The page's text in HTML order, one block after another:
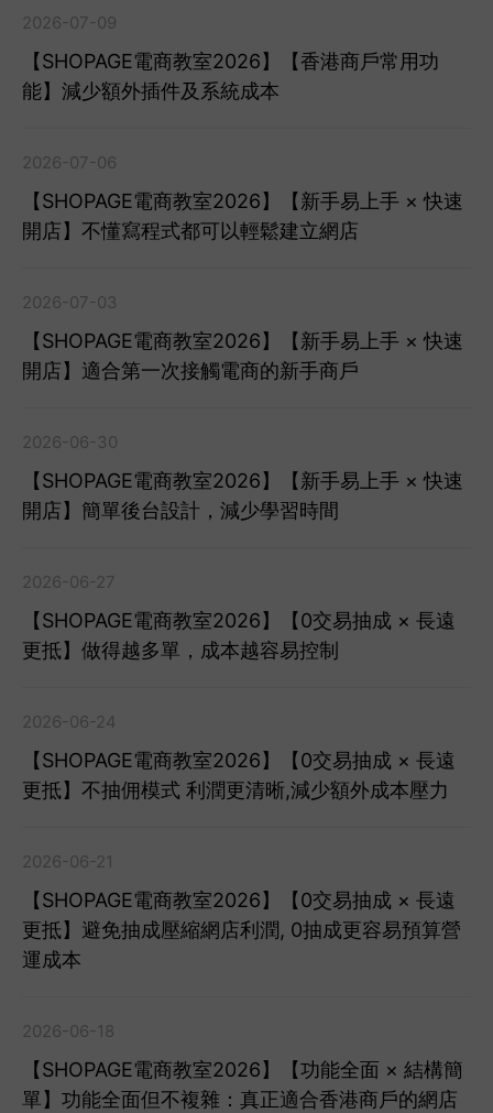
2026-07-09
【SHOPAGE電商教室2026】【香港商戶常用功
能】減少額外插件及系統成本
2026-07-06
【SHOPAGE電商教室2026】【新手易上手 × 快速
開店】不懂寫程式都可以輕鬆建立網店
2026-07-03
【SHOPAGE電商教室2026】【新手易上手 × 快速
開店】適合第一次接觸電商的新手商戶
2026-06-30
【SHOPAGE電商教室2026】【新手易上手 × 快速
開店】簡單後台設計，減少學習時間
2026-06-27
【SHOPAGE電商教室2026】【0交易抽成 × 長遠
更抵】做得越多單，成本越容易控制
2026-06-24
【SHOPAGE電商教室2026】【0交易抽成 × 長遠
更抵】不抽佣模式 利潤更清晰,減少額外成本壓力
2026-06-21
【SHOPAGE電商教室2026】【0交易抽成 × 長遠
更抵】避免抽成壓縮網店利潤, 0抽成更容易預算營
運成本
2026-06-18
【SHOPAGE電商教室2026】【功能全面 × 結構簡
單】功能全面但不複雜：真正適合香港商戶的網店